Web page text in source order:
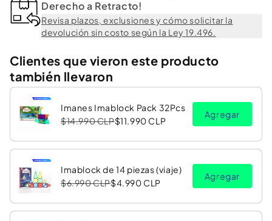
Material resistente y duradero:Diseñada para soportar el uso diario y
mantener su diseño como nuevo, incluso tras muchas aventuras escolares.
Porque cada día escolar merece ser único:Con la mochila 3D de Bluey, los
niños estarán listos para enfrentar cada jornada con alegría, creatividad y
diversión.
¡Haz que la vuelta a clases sea una experiencia llena de risas, sonrisas y
mucha personalidad con la mochila 3D de Bluey!
Características:
Medidas Mochila: 30 x 6 x 38 cms.
Capacidad Mochila: 7 litros.
Materialidad: Poliester
Derecho a Retracto!
Revisa plazos, exclusiones y cómo solicitar la
devolución sin costo según la Ley 19.496.
Clientes que vieron este producto
también llevaron
Imanes Imablock Pack 32Pcs
$14.990 CLP$11.990 CLP
Agregar
Imablock de 14 piezas (viaje)
$6.990 CLP$4.990 CLP
Agregar